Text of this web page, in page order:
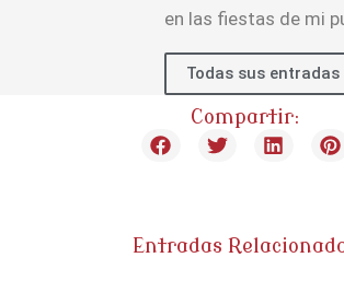
en las fiestas de mi
Todas sus entradas
Compartir:
Entradas